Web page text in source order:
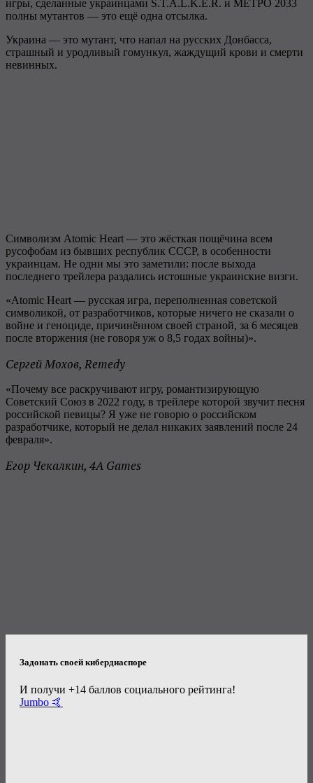
игры, сделанные украинцами S.T.A.L.K.E.R. и МЕТРО 2033
полны мутантов — это ещё одна отсылка.
Украина — это мутант, что напал на русских Донбасса,
страшный и уродливый гомункул, жаждущий крови и смерти
невинных.
Символизм Atomic Heart — это жёсткая пощёчина всем
русофобам из бывших республик СССР, в особенности
украинцам. Не одни мы это заметили: после выхода
последнего трейлера раздались истошные украинские визги.
«Atomic Heart — русская игра, переполненная советской
символикой, от разработчиков, которые ничего не сказали о
войне и геноциде, причинённом своей страной, за 6 месяцев
после вторжения (не говоря уж о 8,5 годах войны)».
Сергей Мохов, Remedy
«Почему все раскручивают игру, романтизирующую
Советский Союз в 2022 году, в трейлере которой звучит песня
российской певицы? Я уже не говорю о российском
разработчике, который не делал никаких заявлений после 24
февраля».
Егор Чекалкин, 4A Games
Задонать своей кибердиаспоре
И получи +14 баллов социального рейтинга!
Jumbo 🤙